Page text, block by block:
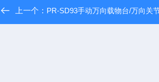
上一个： PR-SD93手动万向载物台/万向关节台可任意